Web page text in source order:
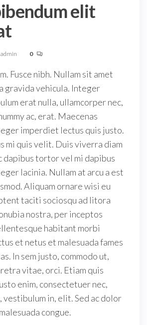
elit
admin 0
Fusce nibh. Nullam sit amet
gravida vehicula. Integer
erat nulla, ullamcorper nec,
ac, erat. Maecenas
imperdiet lectus quis justo.
mi quis velit. Duis viverra diam
dapibus tortor vel mi dapibus
lacinia. Nullam at arcu a est
Aliquam ornare wisi eu
taciti sociosqu ad litora
nostra, per inceptos
habitant morbi
et netus et malesuada fames
In sem justo, commodo ut,
vitae, orci. Etiam quis
enim, consectetuer nec,
vestibulum in, elit. Sed ac dolor
congue.